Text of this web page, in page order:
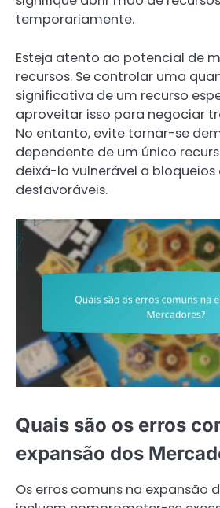
temporariamente.
Esteja atento ao potencial de
recursos. Se controlar uma
significativa de um recurso
aproveitar isso para negociar
No entanto, evite tornar-se
dependente de um único
deixá-lo vulnerável a
desfavoráveis.
Quais são os erros
expansão dos
Os erros comuns na expansão